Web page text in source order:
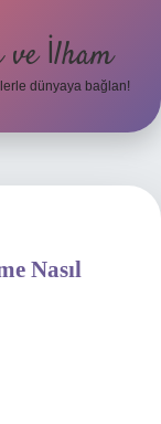
ve İlham
dünyaya bağlan!
Nasıl